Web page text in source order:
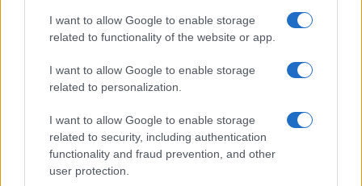
I want to allow Google to enable storage
related to functionality of the website or app.
I want to allow Google to enable storage
related to personalization.
I want to allow Google to enable storage
related to security, including authentication
functionality and fraud prevention, and other
user protection.
NECROLOGIE
Mario Malu
Paolo Pinna